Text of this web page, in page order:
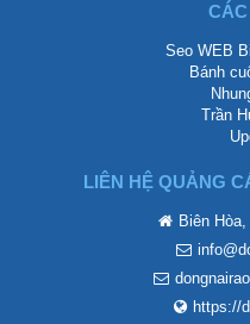
Seo WEB
Bánh
Trần
LIÊN HỆ QUẢNG
Biên
https://